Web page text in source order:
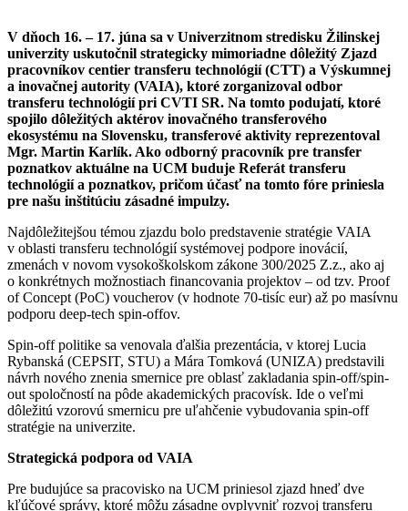
V dňoch 16. – 17. júna sa v Univerzitnom stredisku Žilinskej
univerzity uskutočnil strategicky mimoriadne dôležitý Zjazd
pracovníkov centier transferu technológií (CTT) a Výskumnej
a inovačnej autority (VAIA), ktoré zorganizoval odbor
transferu technológií pri CVTI SR. Na tomto podujatí, ktoré
spojilo dôležitých aktérov inovačného transferového
ekosystému na Slovensku, transferové aktivity reprezentoval
Mgr. Martin Karlík. Ako odborný pracovník pre transfer
poznatkov aktuálne na UCM buduje Referát transferu
technológií a poznatkov, pričom účasť na tomto fóre priniesla
pre našu inštitúciu zásadné impulzy.
Najdôležitejšou témou zjazdu bolo predstavenie stratégie VAIA
v oblasti transferu technológií systémovej podpore inovácií,
zmenách v novom vysokoškolskom zákone 300/2025 Z.z., ako aj
o konkrétnych možnostiach financovania projektov – od tzv. Proof
of Concept (PoC) voucherov (v hodnote 70-tisíc eur) až po masívnu
podporu deep-tech spin-offov.
Spin-off politike sa venovala ďalšia prezentácia, v ktorej Lucia
Rybanská (CEPSIT, STU) a Mára Tomková (UNIZA) predstavili
návrh nového znenia smernice pre oblasť zakladania spin-off/spin-
out spoločností na pôde akademických pracovísk. Ide o veľmi
dôležitú vzorovú smernicu pre uľahčenie vybudovania spin-off
stratégie na univerzite.
Strategická podpora od VAIA
Pre budujúce sa pracovisko na UCM priniesol zjazd hneď dve
kľúčové správy, ktoré môžu zásadne ovplyvniť rozvoj transferu